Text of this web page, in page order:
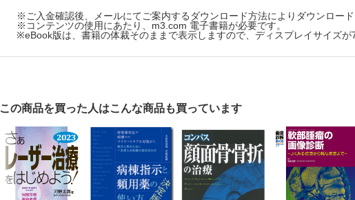
1．乳児血管腫 長尾 宗朝
A. 総論 B. 治療方針 C. レーザー治療（pulsed dye laser：PDL）
D. βブロッカー内服 E. 手術治療 F. その他の症候群 おわりに
3．房状血管腫・カポジ肉腫様血管内皮細胞腫 加藤 基ほか
A. 総論 B. カサバッハ現象 C. 治療方針 D. 各種治療
II．血管奇形
1．毛細血管奇形 大城 貴史ほか
A. 総論 B. 治療方針 C. レーザー治療 D. 手術療法
2．筋肉内静脈奇形 加地 展之
※ご入金確認後、メールにてご案内するダウンロード方法によりダウンロー
※コンテンツの使用にあたり、m3.com 電子書籍が必要です。
※eBook版は、書籍の体裁そのままで表示しますので、ディスプレイサイズが
この商品を買った人はこんな商品も買っています